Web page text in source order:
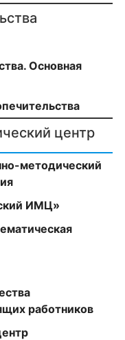
Основная
центр
методический
ИМЦ»
работников